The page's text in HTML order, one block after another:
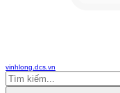
vinhlong.dcs.vn